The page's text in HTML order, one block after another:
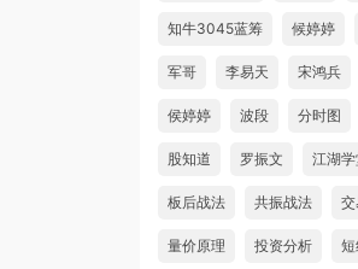
知牛3045蓝筹 候婷婷
军哥 李易天 宋鸿兵
侯婷婷 波段 分时图
股知道 罗振文 江湖
板后战法 共振战法
量价原理 投资分析